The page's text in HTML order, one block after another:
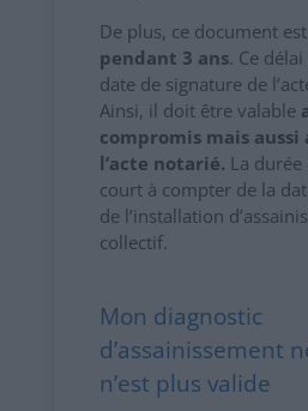
De plus, ce document est
pendant 3 ans. Ce
date de signature de
Ainsi, il doit être valable
compromis mais aussi
l’acte notarié. La
court à compter de la
de l’installation
collectif.
Mon diagnostic
d’assainissement
n’est plus valide